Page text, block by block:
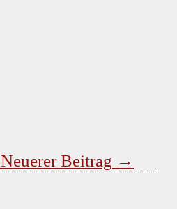
Neuerer Beitrag →